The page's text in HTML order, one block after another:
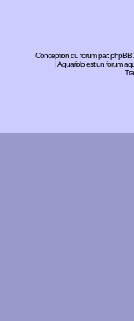
Conception du forum par:phpBB
| Aquariolo est un forum